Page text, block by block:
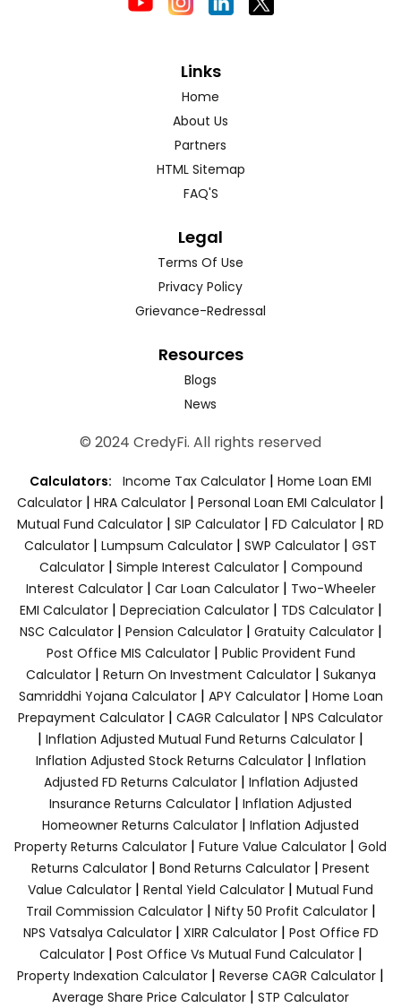
Links
Home
About Us
Partners
HTML Sitemap
FAQ'S
Legal
Terms Of Use
Privacy Policy
Grievance-Redressal
Resources
Blogs
News
© 2024 CredyFi. All rights reserved
Calculators: Income Tax Calculator | Home Loan EMI
Calculator | HRA Calculator | Personal Loan EMI Calculator |
Mutual Fund Calculator | SIP Calculator | FD Calculator | RD
Calculator | Lumpsum Calculator | SWP Calculator | GST
Calculator| Simple Interest Calculator| Compound
Interest Calculator| Car Loan Calculator| Two-Wheeler
EMI Calculator| Depreciation Calculator| TDS Calculator|
NSC Calculator| Pension Calculator| Gratuity Calculator|
Post Office MIS Calculator| Public Provident Fund
Calculator| Return On Investment Calculator| Sukanya
Samriddhi Yojana Calculator| APY Calculator| Home Loan
Prepayment Calculator | CAGR Calculator | NPS Calculator
| Inflation Adjusted Mutual Fund Returns Calculator |
Inflation Adjusted Stock Returns Calculator| Inflation
Adjusted FD Returns Calculator| Inflation Adjusted
Insurance Returns Calculator | Inflation Adjusted
Homeowner Returns Calculator | Inflation Adjusted
Property Returns Calculator | Future Value Calculator | Gold
Returns Calculator | Bond Returns Calculator | Present
Value Calculator | Rental Yield Calculator | Mutual Fund
Trail Commission Calculator| Nifty 50 Profit Calculator|
NPS Vatsalya Calculator| XIRR Calculator| Post Office FD
Calculator| Post Office Vs Mutual Fund Calculator|
Property Indexation Calculator | Reverse CAGR Calculator |
Average Share Price Calculator | STP Calculator